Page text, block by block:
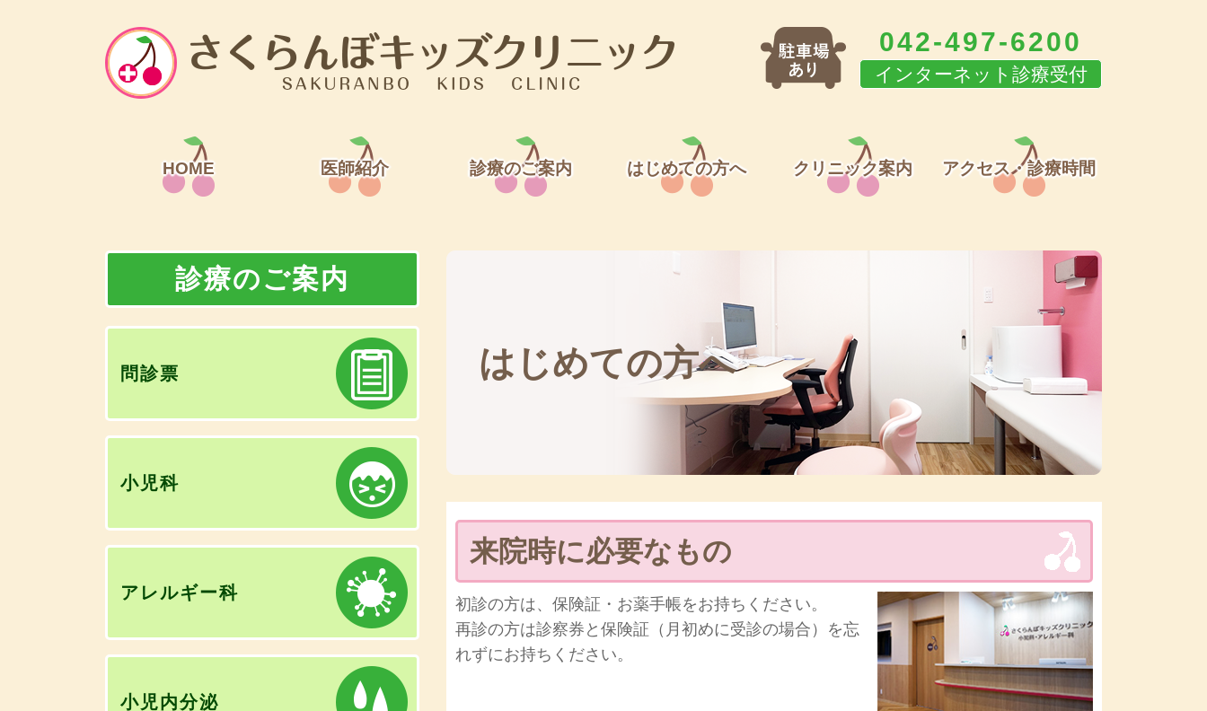
042-497-6200
インターネット診療受付
HOME 医師紹介 診療のご案内 はじめての方へ クリニック案内 アクセス・診療時間
診療のご案内
問診票
小児科
アレルギー科
小児内分泌
はじめての方へ
来院時に必要なもの
初診の方は、保険証・お薬手帳をお持ちください。
再診の方は診察券と保険証（月初めに受診の場合）を忘
れずにお持ちください。